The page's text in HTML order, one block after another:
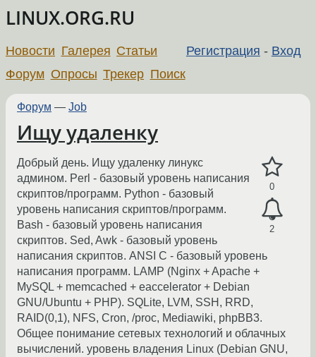
LINUX.ORG.RU
Регистрация - Вход
Новости Галерея Статьи
Форум Опросы Трекер Поиск
Форум — Job
Ищу удаленку
0
2
Добрый день. Ищу удаленку линукс
админом. Perl - базовый уровень написания
скриптов/программ. Python - базовый
уровень написания скриптов/программ.
Bash - базовый уровень написания
скриптов. Sed, Awk - базовый уровень
написания скриптов. ANSI C - базовый уровень
написания программ. LAMP (Nginx + Apache +
MySQL + memcached + eaccelerator + Debian
GNU/Ubuntu + PHP). SQLite, LVM, SSH, RRD,
RAID(0,1), NFS, Cron, /proc, Mediawiki, phpBB3.
Общее понимание сетевых технологий и облачных
вычислений. уровень владения Linux (Debian GNU,